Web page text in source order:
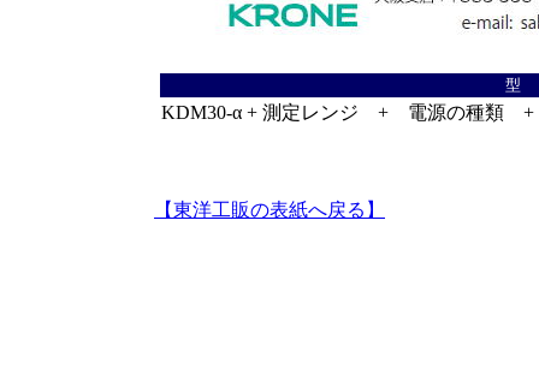
KDM30-α + 測定レンジ + 電源の種類
【東洋工販の表紙へ戻る】